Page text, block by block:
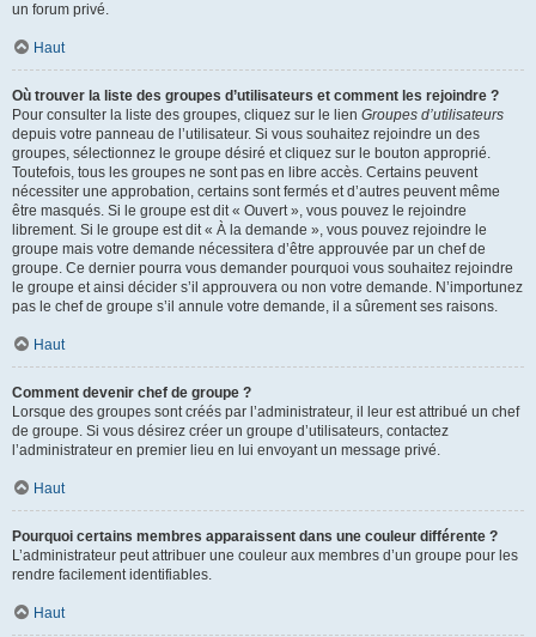
un forum privé.
Haut
Où trouver la liste des groupes d’utilisateurs et comment les rejoindre ?
Pour consulter la liste des groupes, cliquez sur le lien Groupes d’utilisateurs
depuis votre panneau de l’utilisateur. Si vous souhaitez rejoindre un des
groupes, sélectionnez le groupe désiré et cliquez sur le bouton approprié.
Toutefois, tous les groupes ne sont pas en libre accès. Certains peuvent
nécessiter une approbation, certains sont fermés et d’autres peuvent même
être masqués. Si le groupe est dit « Ouvert », vous pouvez le rejoindre
librement. Si le groupe est dit « À la demande », vous pouvez rejoindre le
groupe mais votre demande nécessitera d’être approuvée par un chef de
groupe. Ce dernier pourra vous demander pourquoi vous souhaitez rejoindre
le groupe et ainsi décider s’il approuvera ou non votre demande. N’importunez
pas le chef de groupe s’il annule votre demande, il a sûrement ses raisons.
Haut
Comment devenir chef de groupe ?
Lorsque des groupes sont créés par l’administrateur, il leur est attribué un chef
de groupe. Si vous désirez créer un groupe d’utilisateurs, contactez
l’administrateur en premier lieu en lui envoyant un message privé.
Haut
Pourquoi certains membres apparaissent dans une couleur différente ?
L’administrateur peut attribuer une couleur aux membres d’un groupe pour les
rendre facilement identifiables.
Haut